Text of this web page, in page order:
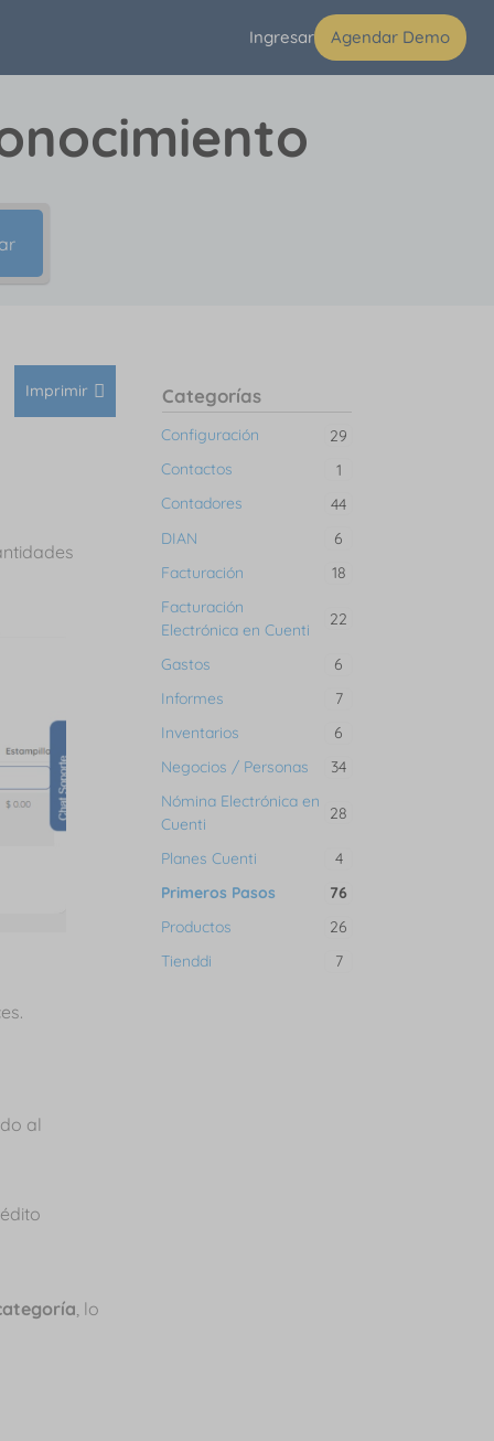
Ingresar Agendar Demo
Imprimir
al
, lo
Categorías
Configuración
29
Contactos
1
Contadores
44
DIAN
6
Facturación
18
Facturación
Electrónica en Cuenti
22
Gastos
6
Informes
7
Inventarios
6
Negocios / Personas
34
Nómina Electrónica en
Cuenti
28
Planes Cuenti
4
Primeros Pasos
76
Productos
26
Tienddi
7